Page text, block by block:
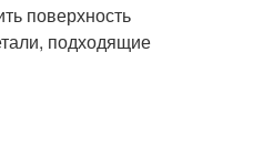
поверхность
подходящие